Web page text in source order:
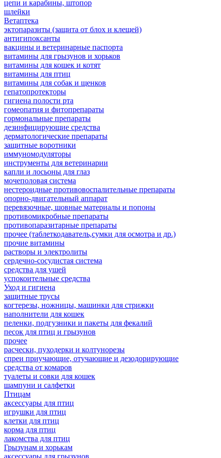
цепи и карабины, штопор
шлейки
Ветаптека
эктопаразиты (защита от блох и клещей)
антигипоксанты
вакцины и ветеринарные паспорта
витамины для грызунов и хорьков
витамины для кошек и котят
витамины для птиц
витамины для собак и щенков
гепатопротекторы
гигиена полости рта
гомеопатия и фитопрепараты
гормональные препараты
дезинфицирующие средства
дерматологические препараты
защитные воротники
иммуномодуляторы
инструменты для ветеринарии
капли и лосьоны для глаз
мочеполовая система
нестероидные противовоспалительные препараты
опорно-двигательный аппарат
перевязочные, шовные материалы и попоны
противомикробные препараты
противопаразитарные препараты
прочее (таблеткодаватель,сумки для осмотра и др.)
прочие витамины
растворы и электролиты
сердечно-сосудистая система
средства для ушей
успокоительные средства
Уход и гигиена
защитные трусы
когтерезы, ножницы, машинки для стрижки
наполнители для кошек
пеленки, подгузники и пакеты для фекалий
песок для птиц и грызунов
прочее
расчески, пуходерки и колтунорезы
спреи приучающие, отучающие и дезодорирующие
средства от комаров
туалеты и совки для кошек
шампуни и салфетки
Птицам
аксессуары для птиц
игрушки для птиц
клетки для птиц
корма для птиц
лакомства для птиц
Грызунам и хорькам
аксессуары для грызунов